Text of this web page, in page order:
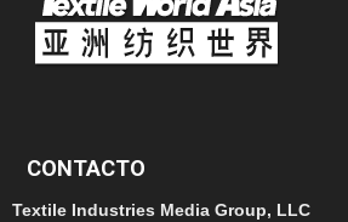
CONTACTO
Textile Industries Media Group, LLC